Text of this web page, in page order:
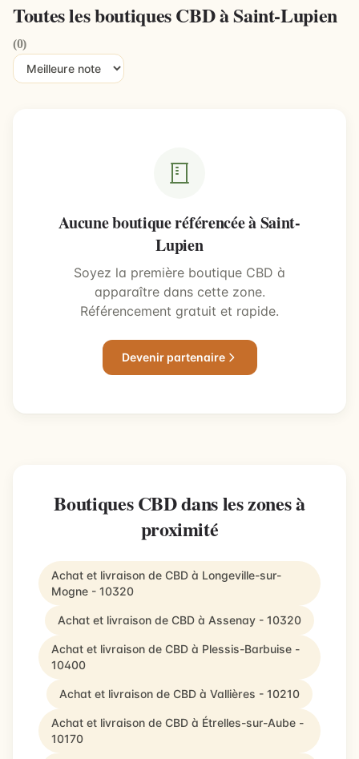
Toutes les boutiques CBD à Saint-Lupien
(0)
Aucune boutique référencée à Saint-
Lupien
Soyez la première boutique CBD à
apparaître dans cette zone.
Référencement gratuit et rapide.
Devenir partenaire
Boutiques CBD dans les zones à
proximité
Achat et livraison de CBD à Longeville-sur-
Mogne - 10320
Achat et livraison de CBD à Assenay - 10320
Achat et livraison de CBD à Plessis-Barbuise -
10400
Achat et livraison de CBD à Vallières - 10210
Achat et livraison de CBD à Étrelles-sur-Aube -
10170